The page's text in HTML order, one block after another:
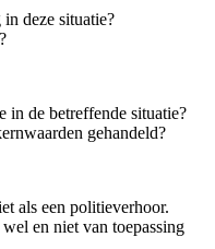
deze situatie?
in de betreffende situatie?
gehandeld?
als een politieverhoor.
en niet van toepassing